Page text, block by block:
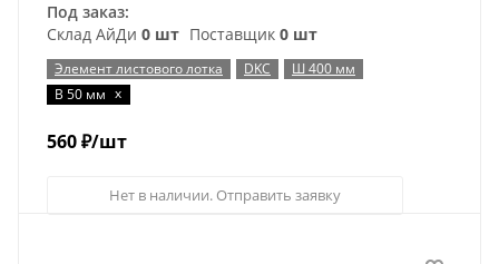
Под заказ:
Склад АйДи 0 шт Поставщик 0 шт
Элемент листового лотка DKC
Ш 400 мм
В 50 мм x
560₽/шт
Нет в наличии. Отправить заявку